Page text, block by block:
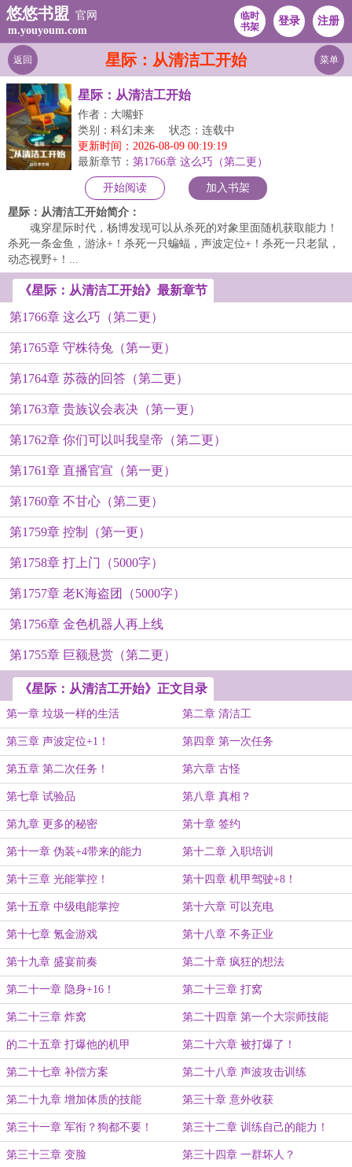
悠悠书盟 官网
m.youyoum.com
临时
书架
登录 注册
星际：从清洁工开始
返回 菜单
星际：从清洁工开始
作者：大嘴虾
类别：科幻未来
状态：连载中
更新时间：2026-08-09 00:19:19
最新章节： 第1766章 这么巧（第二更）
开始阅读 加入书架
星际：从清洁工开始简介：
魂穿星际时代，杨博发现可以从杀死的对象里面随机获取能力！
杀死一条金鱼，游泳+！杀死一只蝙蝠，声波定位+！杀死一只老鼠，
动态视野+！...
《星际：从清洁工开始》最新章节
第1766章 这么巧（第二更）
第1765章 守株待兔（第一更）
第1764章 苏薇的回答（第二更）
第1763章 贵族议会表决（第一更）
第1762章 你们可以叫我皇帝（第二更）
第1761章 直播官宣（第一更）
第1760章 不甘心（第二更）
第1759章 控制（第一更）
第1758章 打上门（5000字）
第1757章 老K海盗团（5000字）
第1756章 金色机器人再上线
第1755章 巨额悬赏（第二更）
《星际：从清洁工开始》正文目录
第一章 垃圾一样的生活 第二章 清洁工
第三章 声波定位+1！ 第四章 第一次任务
第五章 第二次任务！ 第六章 古怪
第七章 试验品 第八章 真相？
第九章 更多的秘密 第十章 签约
第十一章 伪装+4带来的能力 第十二章 入职培训
第十三章 光能掌控！ 第十四章 机甲驾驶+8！
第十五章 中级电能掌控 第十六章 可以充电
第十七章 氪金游戏 第十八章 不务正业
第十九章 盛宴前奏 第二十章 疯狂的想法
第二十一章 隐身+16！ 第二十三章 打窝
第二十三章 炸窝 第二十四章 第一个大宗师技能
的二十五章 打爆他的机甲 第二十六章 被打爆了！
第二十七章 补偿方案 第二十八章 声波攻击训练
第二十九章 增加体质的技能 第三十章 意外收获
第三十一章 军衔？狗都不要！ 第三十二章 训练自己的能力！
第三十三章 变脸 第三十四章 一群坏人？